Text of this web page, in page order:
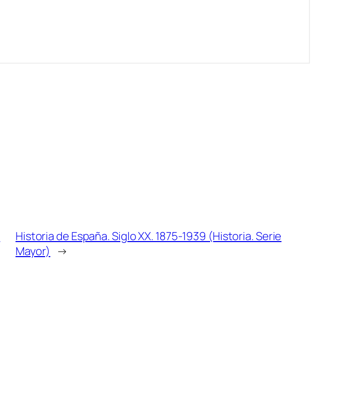
Historia de España. Siglo XX. 1875-1939 (Historia. Serie
Mayor)
→